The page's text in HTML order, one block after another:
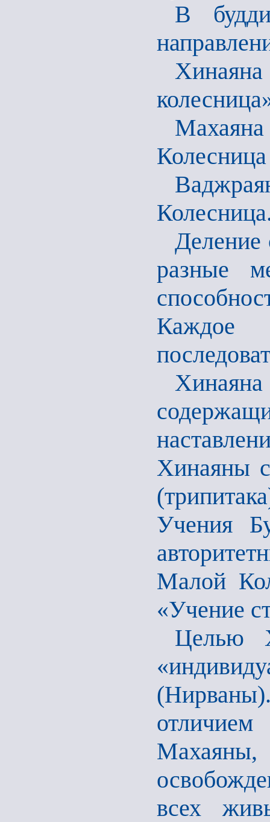
В
Колесница
Деление
разные
Каждое
Хинаяны
Учения
Малой
«Учение
Целью
всех